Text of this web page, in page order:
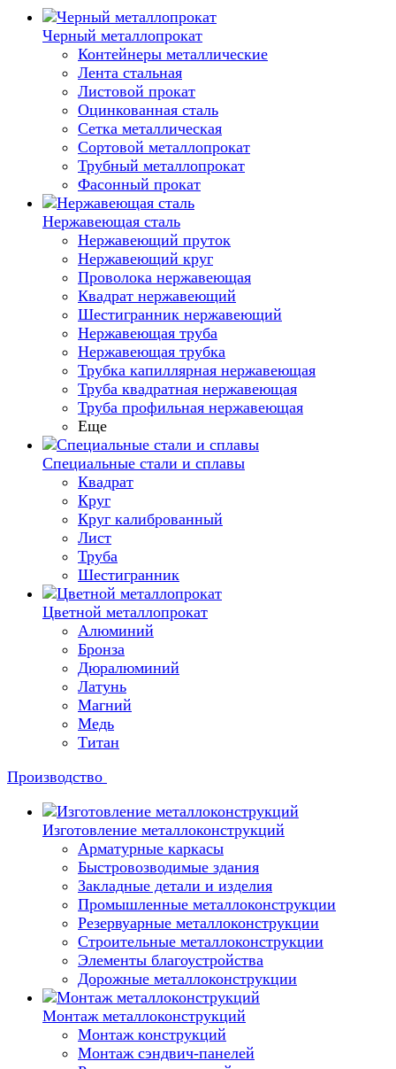
Черный металлопрокат
Контейнеры металлические
Лента стальная
Листовой прокат
Оцинкованная сталь
Сетка металлическая
Сортовой металлопрокат
Трубный металлопрокат
Фасонный прокат
Нержавеющая сталь
Нержавеющий пруток
Нержавеющий круг
Проволока нержавеющая
Квадрат нержавеющий
Шестигранник нержавеющий
Нержавеющая труба
Нержавеющая трубка
Трубка капиллярная нержавеющая
Труба квадратная нержавеющая
Труба профильная нержавеющая
Еще
Специальные стали и сплавы
Квадрат
Круг
Круг калиброванный
Лист
Труба
Шестигранник
Цветной металлопрокат
Алюминий
Бронза
Дюралюминий
Латунь
Магний
Медь
Титан
Производство
Изготовление металлоконструкций
Арматурные каркасы
Быстровозводимые здания
Закладные детали и изделия
Промышленные металлоконструкции
Резервуарные металлоконструкции
Строительные металлоконструкции
Элементы благоустройства
Дорожные металлоконструкции
Монтаж металлоконструкций
Монтаж конструкций
Монтаж сэндвич-панелей